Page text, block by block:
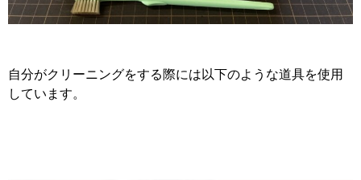
自分がクリーニングをする際には以下のような道具を使用
しています。